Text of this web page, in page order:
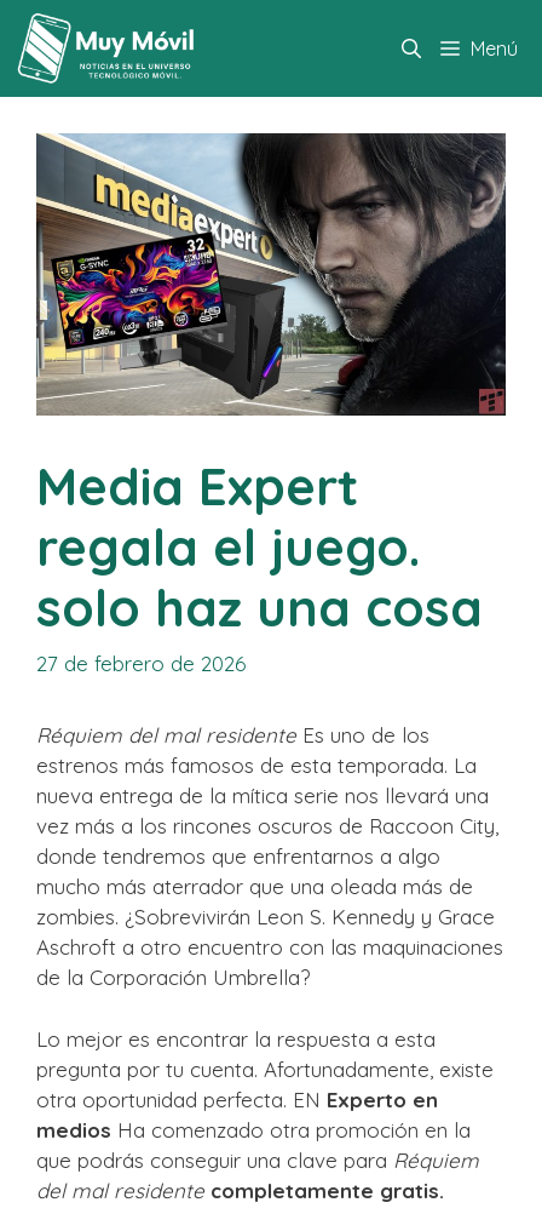
Saltar
contenido
Menú
Media Expert
regala el juego.
solo haz una cosa
27 de febrero de 2026
Réquiem del mal residente Es uno de los
estrenos más famosos de esta temporada. La
nueva entrega de la mítica serie nos llevará una
vez más a los rincones oscuros de Raccoon City,
donde tendremos que enfrentarnos a algo
mucho más aterrador que una oleada más de
zombies. ¿Sobrevivirán Leon S. Kennedy y Grace
Aschroft a otro encuentro con las maquinaciones
de la Corporación Umbrella?
Lo mejor es encontrar la respuesta a esta
pregunta por tu cuenta. Afortunadamente, existe
otra oportunidad perfecta. EN Experto en
medios Ha comenzado otra promoción en la
que podrás conseguir una clave para Réquiem
del mal residente completamente gratis.